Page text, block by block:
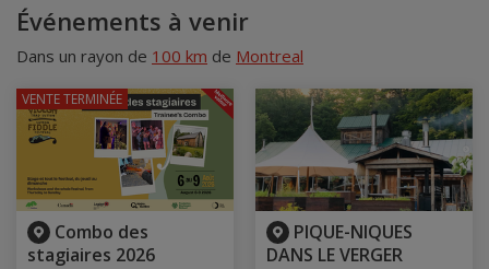
Événements à venir
Dans un rayon de 100 km de Montreal
Combo des
stagiaires 2026
VENTE TERMINÉE
PIQUE-NIQUES
DANS LE VERGER